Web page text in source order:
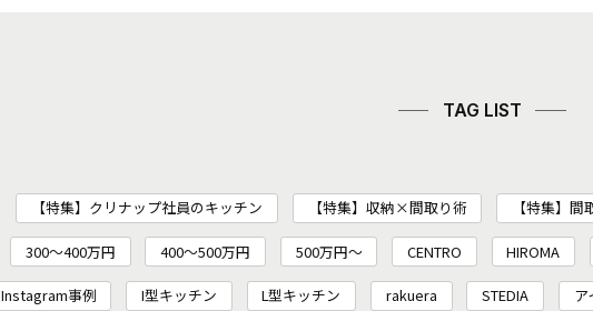
TAG LIST
【特集】クリナップ社員のキッチン 【特集】収納×間取り術 【特集】
300～400万円 400～500万円 500万円～ CENTRO HIROMA
Instagram事例 I型キッチン L型キッチン rakuera STEDIA ア